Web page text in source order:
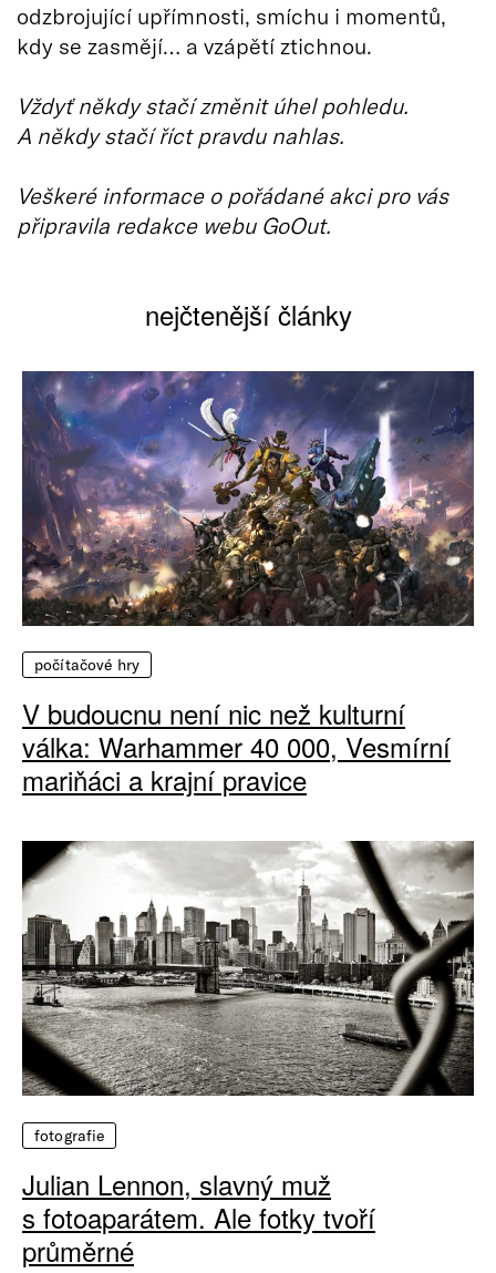
odzbrojující upřímnosti, smíchu i momentů,
kdy se zasmějí… a vzápětí ztichnou.
Vždyť někdy stačí změnit úhel pohledu.
A někdy stačí říct pravdu nahlas.
Veškeré informace o pořádané akci pro vás
připravila redakce webu GoOut.
nejčtenější články
počítačové hry
V budoucnu není nic než kulturní
válka: Warhammer 40 000, Vesmírní
mariňáci a krajní pravice
fotografie
Julian Lennon, slavný muž
s fotoaparátem. Ale fotky tvoří
průměrné